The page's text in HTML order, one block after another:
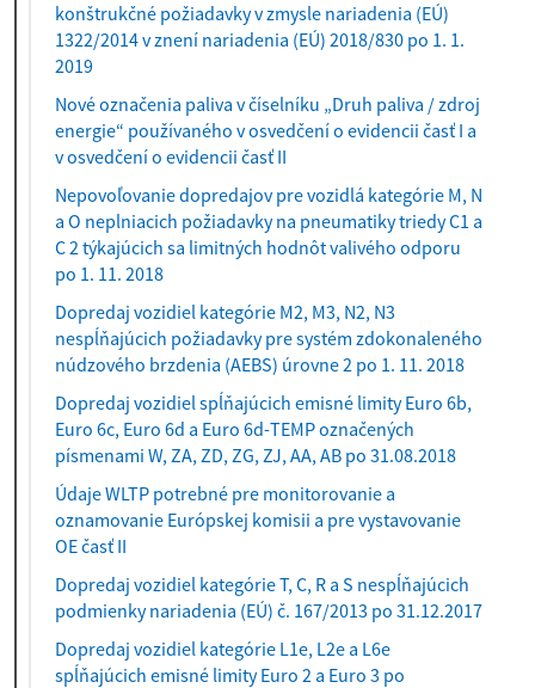
konštrukčné požiadavky v zmysle nariadenia (EÚ)
1322/2014 v znení nariadenia (EÚ) 2018/830 po 1. 1.
2019
Nové označenia paliva v číselníku „Druh paliva / zdroj
energie“ používaného v osvedčení o evidencii časť I a
v osvedčení o evidencii časť II
Nepovoľovanie dopredajov pre vozidlá kategórie M, N
a O neplniacich požiadavky na pneumatiky triedy C1 a
C 2 týkajúcich sa limitných hodnôt valivého odporu
po 1. 11. 2018
Dopredaj vozidiel kategórie M2, M3, N2, N3
nespĺňajúcich požiadavky pre systém zdokonaleného
núdzového brzdenia (AEBS) úrovne 2 po 1. 11. 2018
Dopredaj vozidiel spĺňajúcich emisné limity Euro 6b,
Euro 6c, Euro 6d a Euro 6d-TEMP označených
písmenami W, ZA, ZD, ZG, ZJ, AA, AB po 31.08.2018
Údaje WLTP potrebné pre monitorovanie a
oznamovanie Európskej komisii a pre vystavovanie
OE časť II
Dopredaj vozidiel kategórie T, C, R a S nespĺňajúcich
podmienky nariadenia (EÚ) č. 167/2013 po 31.12.2017
Dopredaj vozidiel kategórie L1e, L2e a L6e
spĺňajúcich emisné limity Euro 2 a Euro 3 po